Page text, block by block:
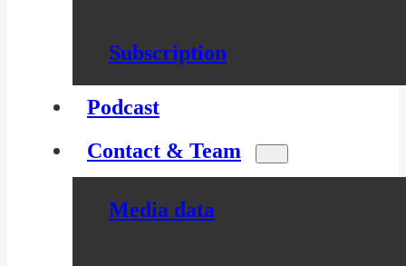
Subscription
Podcast
Contact & Team
Media data